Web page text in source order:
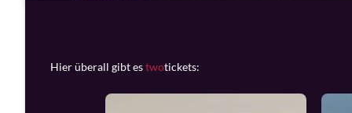
Hier überall gibt estwotickets: